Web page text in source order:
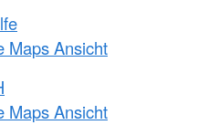
Maps Ansicht
Maps Ansicht